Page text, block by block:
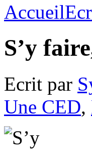
Accueil
S’y
Ecrit par
Une CED,